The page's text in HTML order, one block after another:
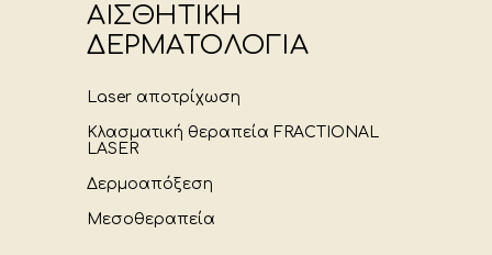
ΑΙΣΘΗΤΙΚΗ
ΔΕΡΜΑΤΟΛΟΓΙΑ
Laser αποτρίχωση
Κλασματική θεραπεία FRACTIONAL
LASER
Δερμοαπόξεση
Μεσοθεραπεία